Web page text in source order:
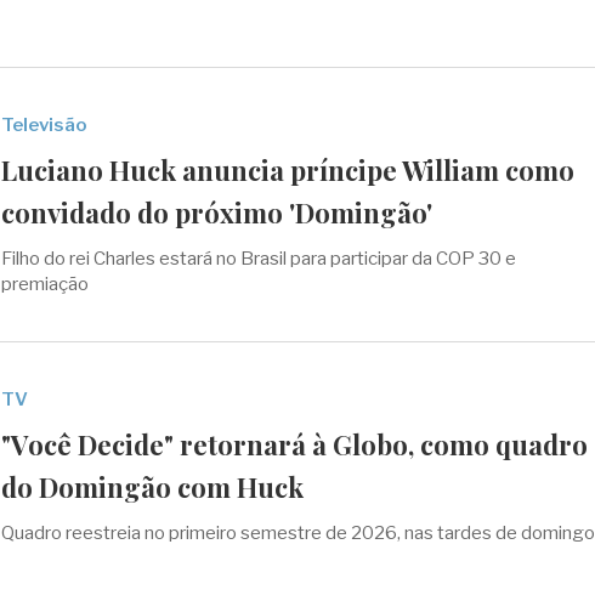
Televisão
Luciano Huck anuncia príncipe William como
convidado do próximo 'Domingão'
Filho do rei Charles estará no Brasil para participar da COP 30 e
premiação
TV
"Você Decide" retornará à Globo, como quadro
do Domingão com Huck
Quadro reestreia no primeiro semestre de 2026, nas tardes de domingo